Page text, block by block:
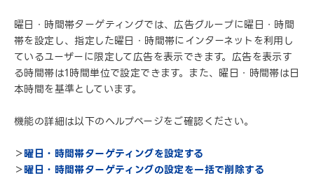
曜日・時間帯ターゲティングでは、広告グループに曜日・時間
帯を設定し、指定した曜日・時間帯にインターネットを利用し
ているユーザーに限定して広告を表示できます。広告を表示す
る時間帯は1時間単位で設定できます。また、曜日・時間帯は日
本時間を基準としています。
機能の詳細は以下のヘルプページをご確認ください。
＞曜日・時間帯ターゲティングを設定する
＞曜日・時間帯ターゲティングの設定を一括で削除する